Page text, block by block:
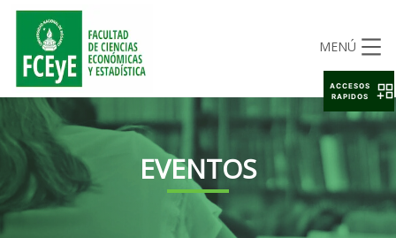
MENÚ
EVENTOS
ACCESOS
RAPIDOS